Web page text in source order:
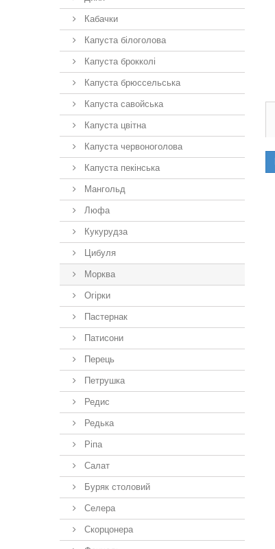
Кабачки
Капуста білоголова
Капуста брокколі
Капуста брюссельська
Капуста савойська
Капуста цвітна
Капуста червоноголова
Капуста пекінська
Мангольд
Люфа
Кукурудза
Цибуля
Морква
Огірки
Пастернак
Патисони
Перець
Петрушка
Редис
Редька
Ріпа
Салат
Буряк столовий
Селера
Скорцонера